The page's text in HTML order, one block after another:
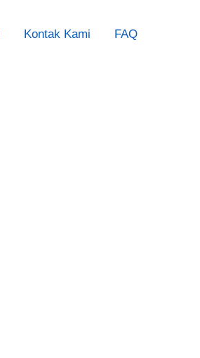
Kontak Kami FAQ